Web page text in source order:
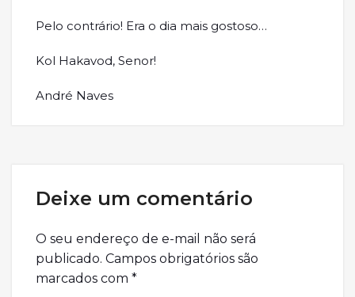
Pelo contrário! Era o dia mais gostoso…
Kol Hakavod, Senor!
André Naves
Deixe um comentário
O seu endereço de e-mail não será
publicado. Campos obrigatórios são
marcados com *